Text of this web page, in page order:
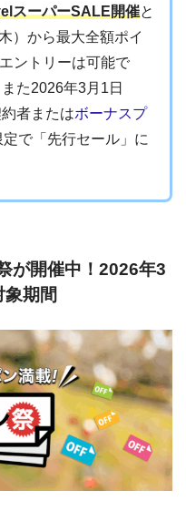
スーパーSALE開催と
）から最大全額ポイ
ントリーは可能で
また2026年3月1日
者またはボーナスプ
で「先行セール」に
が開催中！2026年3
象期間